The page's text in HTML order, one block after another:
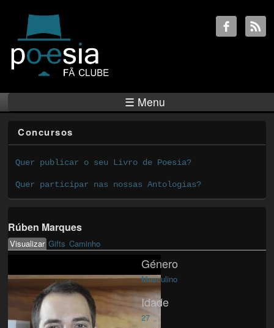
☰ Menu
Concursos
Quer publicar o seu Livro de Poesia?
Quer participar nas nossas Antologias?
Rúben Marques
Primary tabs
Visualizar(active tab)
Gifts Caminho
Género
Masculino
Idade
27